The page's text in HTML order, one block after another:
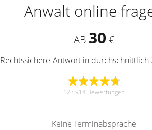
Anwalt online
AB 30 €
Rechtssichere Antwort in durchschnittlich
123.914 Bewertungen
Keine Terminabsprache